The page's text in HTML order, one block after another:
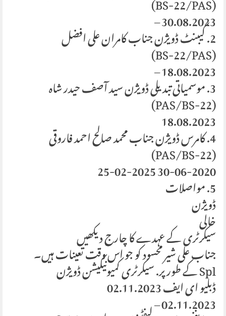
30.08.2023 –
2. کیبنٹ ڈویژن جناب کامران علی افضل
(BS-22/PAS)
18.08.2023 –
3. موسمیاتی تبدیلی ڈویژن سید آصف حیدر شاہ
(PAS/BS-22)
18.08.2023
4. کامرس ڈویژن جناب محمد صالح احمد فاروقی
(PAS/BS-22)
30-06-2020 25-02-2025
5. مواصلات
ڈویژن
خالی
سیکرٹری کے عہدے کا چارج دیکھیں
جناب علی شیر محسود کو جو اس وقت تعینات ہیں۔
Spl کے طور پر. سیکرٹری کمیونیکیشن ڈویژن
ڈبلیو ای ایف 02.11.2023
02.11.2023 –